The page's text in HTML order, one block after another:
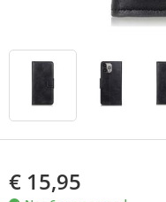
€ 15,95